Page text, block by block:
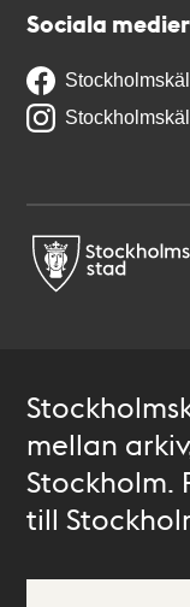
Sociala medier
mellan
Stockholm.
till